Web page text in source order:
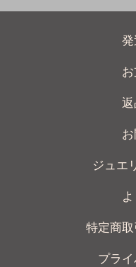
発
返
ジュエ
特定商
プラ